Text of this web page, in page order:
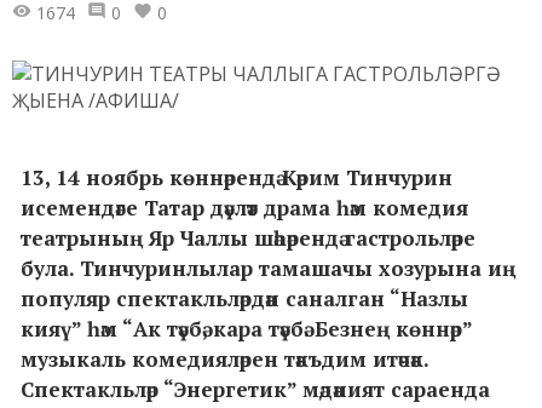
1674 0 0
13, 14 ноябрь көннәрендә Кәрим Тинчурин
исемендәге Татар дәүләт драма һәм комедия
театрының Яр Чаллы шәһәрендә гастрольләре
була. Тинчуринлылар тамашачы хозурына иң
популяр спектакльләрдән саналган “Назлы
кияү” һәм “Ак тәүбә, кара тәүбә. Безнең көннәр”
музыкаль комедияләрен тәкъдим итәчәк.
Спектакльләр “Энергетик” мәдәният сараенда